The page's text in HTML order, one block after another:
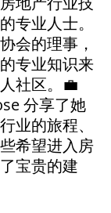
专业人士。
会的理事，
专业知识来
社区。💼
分享了她
业的旅程、
希望进入房
宝贵的建